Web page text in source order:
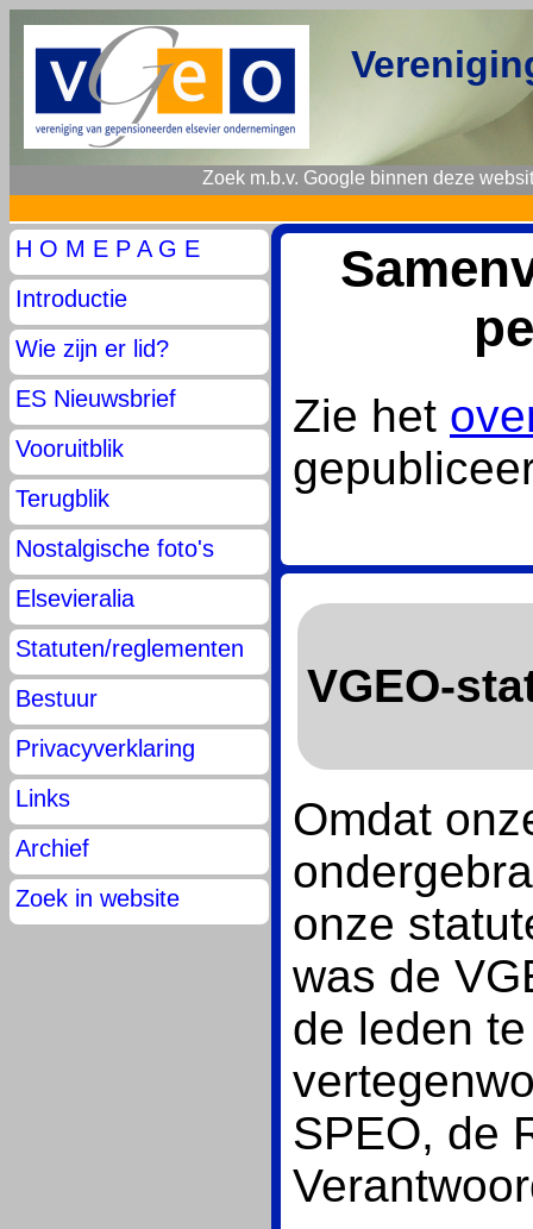
Zoek m.b.v. Google binnen deze
H O M E P A G E
Introductie
Wie zijn er lid?
ES Nieuwsbrief
Vooruitblik
Terugblik
Nostalgische foto's
Elsevieralia
Statuten/reglementen
Bestuur
Privacyverklaring
Links
Archief
Zoek in website
Zie het
VGEO-
Omdat
onze
was de
de leden
SPEO, de